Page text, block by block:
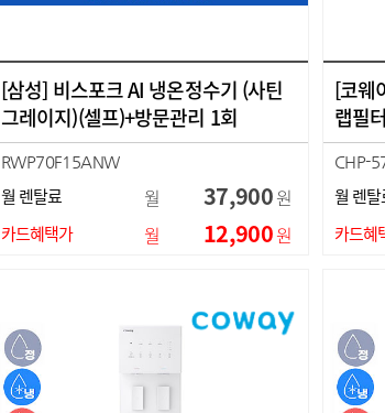
[삼성] 비스포크 AI 냉온정수기 (사틴
그레이지)(셀프)+방문관리 1회
RWP70F15ANW
월 렌탈료 월 37,900원
카드혜택가 월 12,900원
[코웨
랩필
CHP-
월 렌탈
카드혜